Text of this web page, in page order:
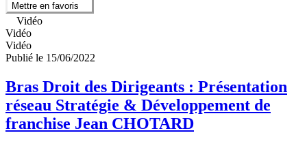
Mettre en favoris
Vidéo
Vidéo
Vidéo
Publié le 15/06/2022
Bras Droit des Dirigeants : Présentation
réseau Stratégie & Développement de
franchise Jean CHOTARD